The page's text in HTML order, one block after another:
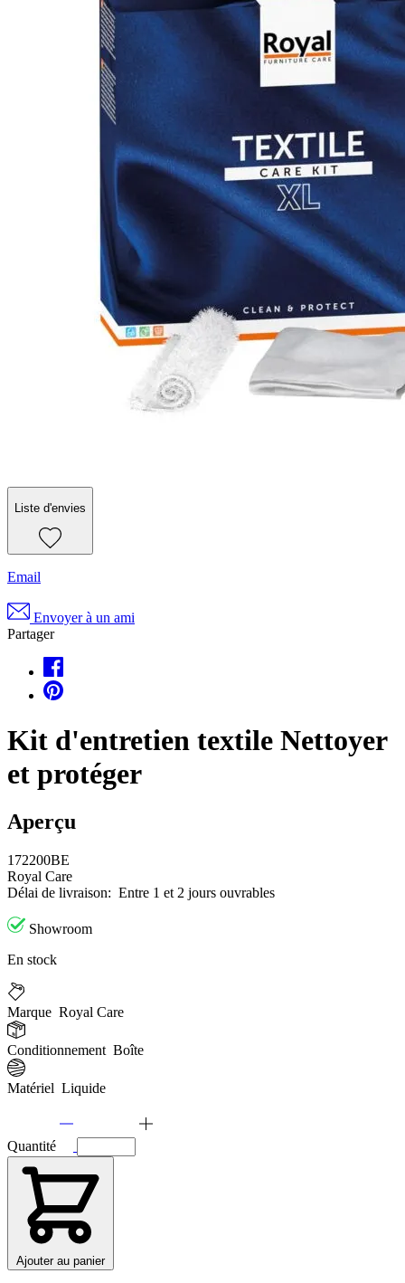
Liste d'envies
Email
Envoyer à un ami
Partager
Kit d'entretien textile Nettoyer
et protéger
Aperçu
172200BE
Royal Care
Délai de livraison: Entre 1 et 2 jours ouvrables
Showroom
En stock
Marque Royal Care
Conditionnement Boîte
Matériel Liquide
Quantité
Ajouter au panier